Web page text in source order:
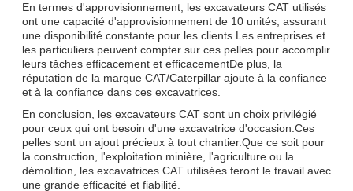
En termes d'approvisionnement, les excavateurs CAT utilisés
ont une capacité d'approvisionnement de 10 unités, assurant
une disponibilité constante pour les clients.Les entreprises et
les particuliers peuvent compter sur ces pelles pour accomplir
leurs tâches efficacement et efficacementDe plus, la
réputation de la marque CAT/Caterpillar ajoute à la confiance
et à la confiance dans ces excavatrices.
En conclusion, les excavateurs CAT sont un choix privilégié
pour ceux qui ont besoin d'une excavatrice d'occasion.Ces
pelles sont un ajout précieux à tout chantier.Que ce soit pour
la construction, l'exploitation minière, l'agriculture ou la
démolition, les excavatrices CAT utilisées feront le travail avec
une grande efficacité et fiabilité.